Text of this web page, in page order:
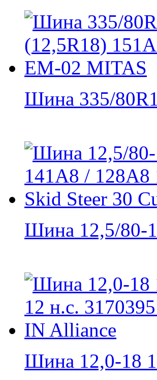
Шина 335/
Шина 12,5/80-
Шина 12,0-18